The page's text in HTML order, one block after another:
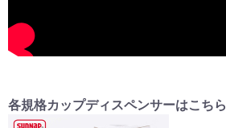
各規格カップディスペンサーはこちら